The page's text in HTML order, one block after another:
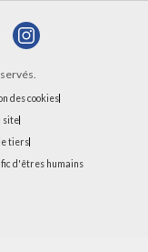
des cookies
site
tiers
d'êtres humains